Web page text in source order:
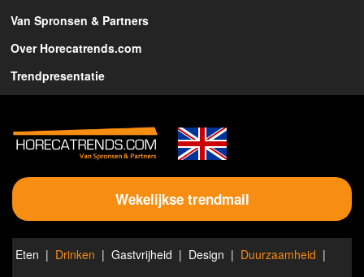
Van Spronsen & Partners
Over Horecatrends.com
Trendpresentatie
Wekelijkse trendmail
Eten Drinken Gastvrijheid Design
Duurzaamheid